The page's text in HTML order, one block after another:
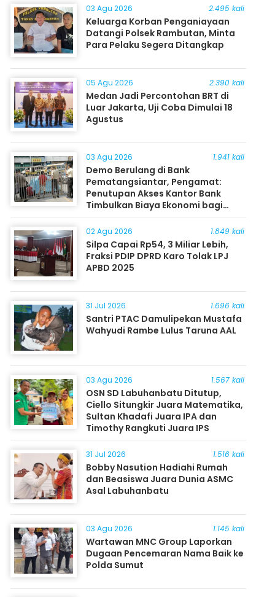
03 Agu 2026 2.495 kali
Keluarga Korban Penganiayaan
Datangi Polsek Rambutan, Minta
Para Pelaku Segera Ditangkap
05 Agu 2026 2.390 kali
Medan Jadi Percontohan BRT di
Luar Jakarta, Uji Coba Dimulai 18
Agustus
03 Agu 2026 1.941 kali
Demo Berulang di Bank
Pematangsiantar, Pengamat:
Penutupan Akses Kantor Bank
Timbulkan Biaya Ekonomi bagi
Masyarakat
02 Agu 2026 1.849 kali
Silpa Capai Rp54, 3 Miliar Lebih,
Fraksi PDIP DPRD Karo Tolak LPJ
APBD 2025
31 Jul 2026 1.696 kali
Santri PTAC Damulipekan Mustafa
Wahyudi Rambe Lulus Taruna AAL
03 Agu 2026 1.567 kali
OSN SD Labuhanbatu Ditutup,
Ciello Situngkir Juara Matematika,
Sultan Khadafi Juara IPA dan
Timothy Rangkuti Juara IPS
31 Jul 2026 1.516 kali
Bobby Nasution Hadiahi Rumah
dan Beasiswa Juara Dunia ASMC
Asal Labuhanbatu
03 Agu 2026 1.145 kali
Wartawan MNC Group Laporkan
Dugaan Pencemaran Nama Baik ke
Polda Sumut